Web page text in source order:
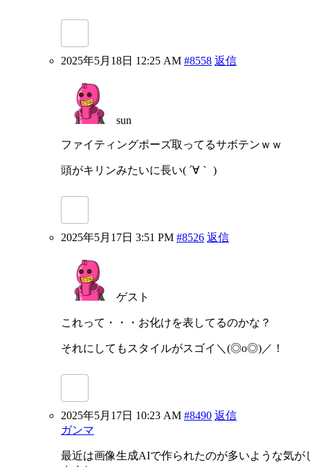
2025年5月18日 12:25 AM #8558 返信
sun
ファイティングポーズ取ってるサボテンｗｗ
頭がキリンみたいに長い( ´∀｀ )
2025年5月17日 3:51 PM #8526 返信
ゲスト
これって・・・お化けを表してるのかな？
それにしてもスタイルがスゴイ＼(◎o◎)／！
2025年5月17日 10:23 AM #8490 返信
ガンマ
最近は画像生成AIで作られたのが多いような気が